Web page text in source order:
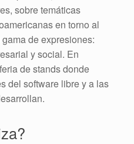
sobre temáticas
en torno al
de expresiones:
y social. En
de stands donde
del software libre y a las